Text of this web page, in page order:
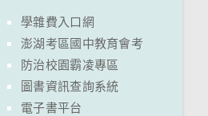
學雜費入口網
澎湖考區國中教育會考
防治校園霸凌專區
圖書資訊查詢系統
電子書平台